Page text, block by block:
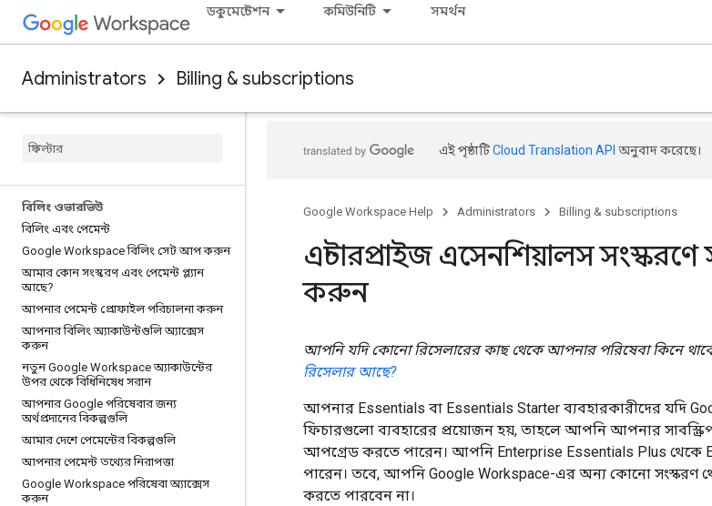
ডকুমেন্টেশন কমিউনিটি সমর্থন
Administrators Billing & subscriptions
বিলিং ওভারভিউ
বিলিং এবং পেমেন্ট
Google Workspace বিলিং সেট আপ করুন
আমার কোন সংস্করণ এবং পেমেন্ট প্ল্যান
আছে?
আপনার পেমেন্ট প্রোফাইল পরিচালনা করুন
আপনার বিলিং অ্যাকাউন্টগুলি অ্যাক্সেস
করুন
নতুন Google Workspace অ্যাকাউন্টের
উপর থেকে বিধিনিষেধ সরান
আপনার Google পরিষেবার জন্য
অর্থপ্রদানের বিকল্পগুলি
আমার দেশে পেমেন্টের বিকল্পগুলি
আপনার পেমেন্ট তথ্যের নিরাপত্তা
Google Workspace পরিষেবা অ্যাক্সেস
করুন
এই পৃষ্ঠাটিCloud Translation API অনুবাদ করেছে।
Google Workspace Help Administrators Billing & subscriptions
এন্টারপ্রাইজ এসেনশিয়ালস সংস্করণে
করুন
আপনি যদি কোনো রিসেলারের কাছ থেকে আপনার পরিষেবা কিনে
রিসেলার আছে?
আপনার Essentials বা Essentials Starter ব্যবহারকারীদের যদি
ফিচারগুলো ব্যবহারের প্রয়োজন হয়, তাহলে আপনি আপনার
আপগ্রেড করতে পারেন। আপনি Enterprise Essentials Plus থেকে
পারেন। তবে, আপনি Google Workspace-এর অন্য কোনো সংস্করণ
করতে পারবেন না।